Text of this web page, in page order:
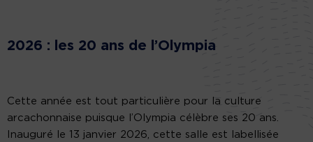
2026 : les 20 ans de l’Olympia
Cette année est tout particulière pour la culture
arcachonnaise puisque l’Olympia célèbre ses 20 ans.
Inauguré le 13 janvier 2026, cette salle est labellisée